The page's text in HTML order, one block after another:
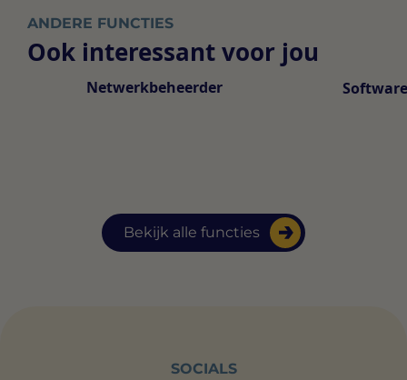
ANDERE FUNCTIES
Ook interessant voor jou
Bekijk alle functies
Netwerkbeheerder
SOCIALS